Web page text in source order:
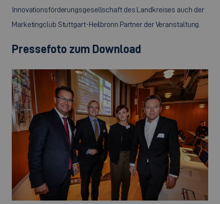
Innovationsförderungsgesellschaft des Landkreises auch der
Marketingclub Stuttgart-Heilbronn Partner der Veranstaltung.
Pressefoto zum Download